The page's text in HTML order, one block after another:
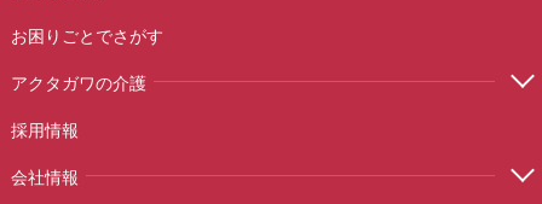
お困りごとでさがす
アクタガワの介護
採用情報
会社情報